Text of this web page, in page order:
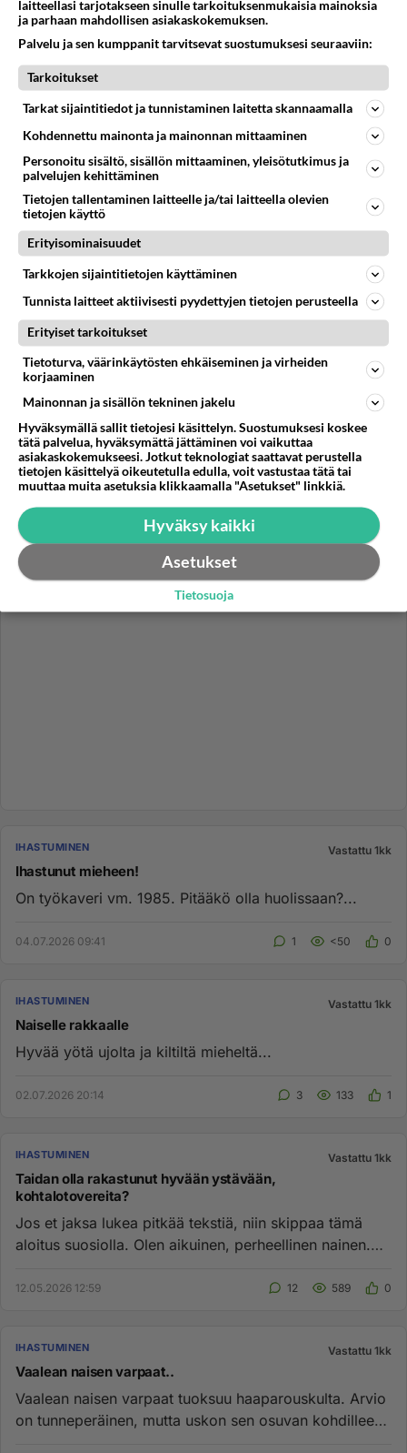
IHASTUMINEN Vastattu 29pv
Näytit uskomattomalta. Ei ne tunteet ole koskaan
kadonneet. ❤️ Helpotuksen myös koin....
IHASTUMINEN Ei vastauksia
söpöys murullani
aamusta iltaan nuota hörhelömekkoja ramona päällä ja
niin on kova ääni omaksi rakkaakseni tunnistan
keskilapseni...
07.07.2026 13:43
Vastattu 1kk
Passat nainen. Olen umpi rakastunut suhun
Sininen auto, vaalea kuski.....
10.06.2026 14:46 7 186
IHASTUMINEN Vastattu 1kk
Ihastunut mieheen!
On työkaveri vm. 1985. Pitääkö olla huolissaan?...
04.07.2026 09:41 1 <50 0
IHASTUMINEN Vastattu 1kk
Naiselle rakkaalle
Hyvää yötä ujolta ja kiltiltä mieheltä...
02.07.2026 20:14 3 133 1
IHASTUMINEN Vastattu 1kk
Taidan olla rakastunut hyvään ystävään,
kohtalotovereita?
Jos et jaksa lukea pitkää tekstiä, niin skippaa tämä
aloitus suosiolla. Olen aikuinen, perheellinen nainen.
12.05.2026 12:59 12 589 0
IHASTUMINEN Vastattu 1kk
Vaalean naisen varpaat..
Vaalean naisen varpaat tuoksuu haaparouskulta. Arvio
on tunneperäinen, mutta uskon sen osuvan kohdilleen..
laitteellasi tarjotakseen sinulle tarkoituksenmukaisia mainoksia
ja parhaan mahdollisen asiakaskokemuksen.
Palvelu ja sen kumppanit tarvitsevat suostumuksesi seuraaviin:
Tarkoitukset
Tarkat sijaintitiedot ja tunnistaminen laitetta skannaamalla
Kohdennettu mainonta ja mainonnan mittaaminen
Personoitu sisältö, sisällön mittaaminen, yleisötutkimus ja
palvelujen kehittäminen
Tietojen tallentaminen laitteelle ja/tai laitteella olevien
tietojen käyttö
Erityisominaisuudet
Tarkkojen sijaintitietojen käyttäminen
Tunnista laitteet aktiivisesti pyydettyjen tietojen perusteella
Erityiset tarkoitukset
Tietoturva, väärinkäytösten ehkäiseminen ja virheiden
korjaaminen
Mainonnan ja sisällön tekninen jakelu
Hyväksymällä sallit tietojesi käsittelyn. Suostumuksesi koskee
tätä palvelua, hyväksymättä jättäminen voi vaikuttaa
asiakaskokemukseesi. Jotkut teknologiat saattavat perustella
tietojen käsittelyä oikeutetulla edulla, voit vastustaa tätä tai
muuttaa muita asetuksia klikkaamalla "Asetukset" linkkiä.
Hyväksy kaikki
Asetukset
Tietosuoja